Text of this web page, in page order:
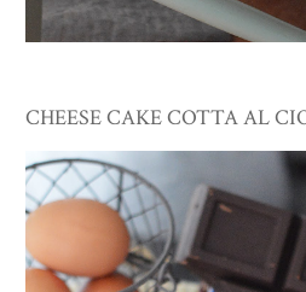
CHEESE CAKE COTTA AL